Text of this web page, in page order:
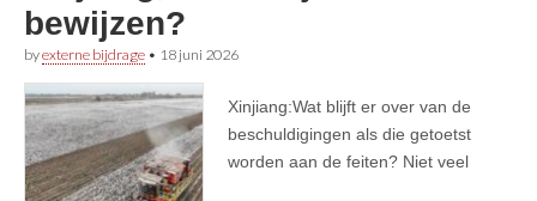
bewijzen?
byexterne bijdrage • 18 juni 2026
Xinjiang:Wat blijft er over van de
beschuldigingen als die getoetst
worden aan de feiten? Niet veel